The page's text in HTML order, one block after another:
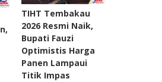
TIHT Tembakau
2026 Resmi Naik,
Bupati Fauzi
Optimistis Harga
Panen Lampaui
Titik Impas